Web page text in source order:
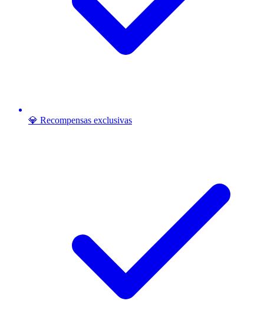
💎 Recompensas exclusivas